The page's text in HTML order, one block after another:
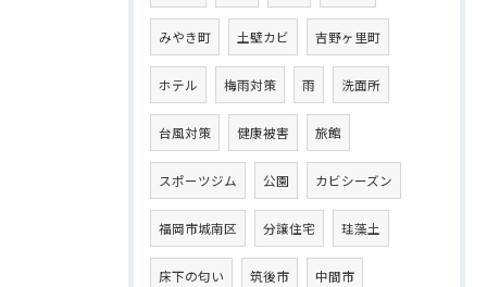
みやき町 土壁カビ 吉野ヶ里町
ホテル 梅雨対策 雨 洗面所
台風対策 健康被害 旅館
スポーツジム 公園 カビシーズン
福岡市城南区 分譲住宅 珪藻土
床下の匂い 筑後市 中間市